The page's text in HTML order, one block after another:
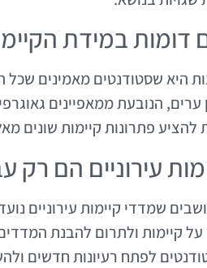
היא שסטודנטים מאמינים שכל
הנובעת ממאפיינים
פתרונות קיימות שונים
שמדדי קיימות עירוניים
קיימות ולתרום להבנת
לפתח רעיונות חדשים